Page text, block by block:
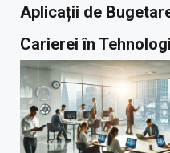
Aplicații de
Carierei în